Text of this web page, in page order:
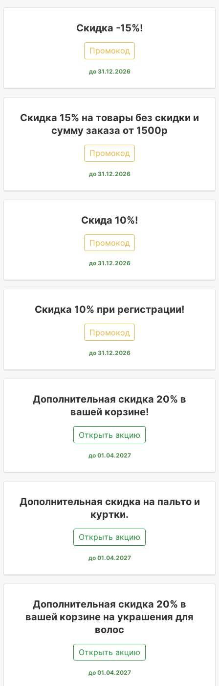
Скидка -15%!
Промокод
до 31.12.2026
Скидка 15% на товары без скидки и
сумму заказа от 1500р
Промокод
до 31.12.2026
Скида 10%!
Промокод
до 31.12.2026
Скидка 10% при регистрации!
Промокод
до 31.12.2026
Дополнительная скидка 20% в
вашей корзине!
Открыть акцию
до 01.04.2027
Дополнительная скидка на пальто и
куртки.
Открыть акцию
до 01.04.2027
Дополнительная скидка 20% в
вашей корзине на украшения для
волос
Открыть акцию
до 01.04.2027